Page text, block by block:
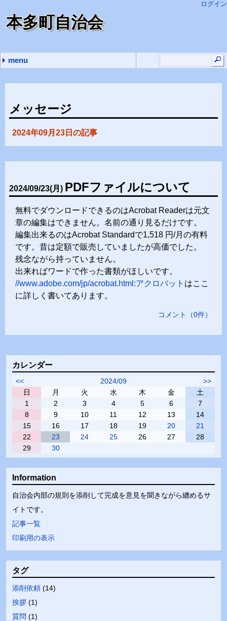
ログイン
本多町自治会
menu
メッセージ
2024年09月23日の記事
2024/09/23(月) PDFファイルについて
無料でダウンロードできるのはAcrobat Readerは元文
章の編集はできません。名前の通り見るだけです。
編集出来るのはAcrobat Standardで1,518 円/月の有料
です。昔は定額で販売していましたが高価でした。
残念ながら持っていません。
出来ればワードで作った書類がほしいです。
//www.adobe.com/jp/acrobat.html:アクロバット はここ
に詳しく書いてあります。
コメント （0件）
カレンダー
<< 2024/09
>>
日
月 火 水 木 金
土
1
2 3 4 5 6
7
8
9 10 11 12 13
14
15
16 17 18 19 20
21
22
23 24 25 26 27
28
29
30
Information
自治会内部の規則を添削して完成を意見を聞きながら纏めるサ
イトです。
記事一覧
印刷用の表示
タグ
添削依頼 (14)
挨拶 (1)
質問 (1)